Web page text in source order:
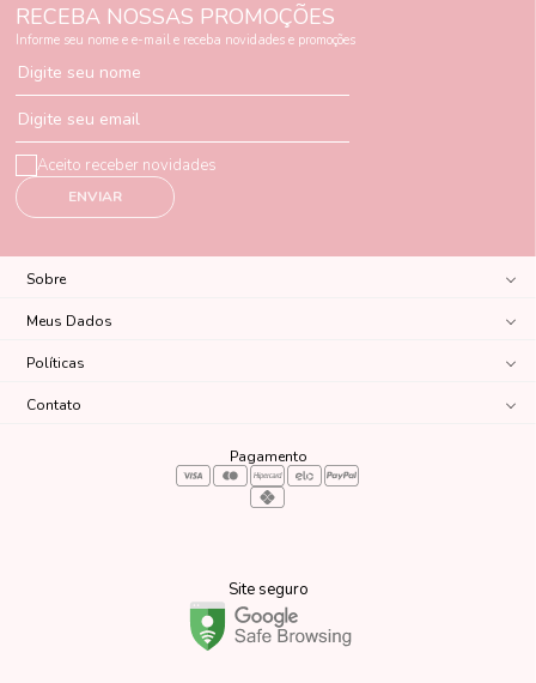
RECEBA NOSSAS PROMOÇÕES
Informe seu nome e e-mail e receba novidades e promoções
Digite seu nome
Digite seu email
ENVIAR
Aceito receber novidades
Sobre
Meus Dados
Políticas
Contato
Pagamento
Site seguro